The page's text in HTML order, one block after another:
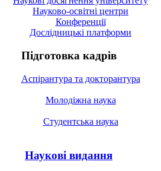
Науково-освітні центри
Конференції
Дослідницькі платформи
Підготовка кадрів
Аспірантура та докторантура
Молодіжна наука
Студентська наука
Наукові видання